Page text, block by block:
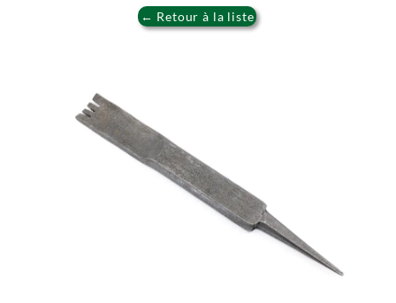
← Retour à la liste